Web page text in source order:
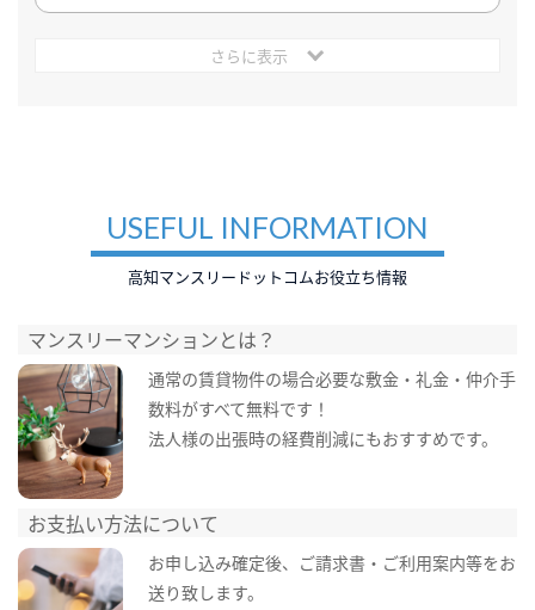
さらに表示
USEFUL INFORMATION
高知マンスリードットコムお役立ち情報
マンスリーマンションとは？
通常の賃貸物件の場合必要な敷金・礼金・仲介手
数料がすべて無料です！
法人様の出張時の経費削減にもおすすめです。
お支払い方法について
お申し込み確定後、ご請求書・ご利用案内等をお
送り致します。